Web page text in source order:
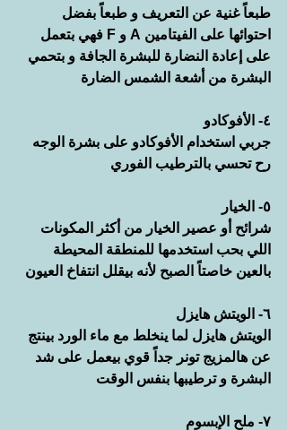
طبعاً غنية عن التعريف و طبعاً بفضل
احتوائها على الفيتامين A و F فهي بتعمل
على إعادة النضارة للبشرة الجافة و بتحمي
البشرة من أشعة الشمس الضارة
٤- الأفوكادو
جربي استخدام الأفوكادو على بشرة الوجه
رح تحسي بالترطيب الفوري
٥- الخيار
شرائح أو عصير الخيار من أكثر المكونات
اللي بحب استخدمها للمنطقة المحيطة
بالعين خاصتاً الصبح لأنه بيقلل انتفاخ العيون
٦- الويتش هايزل
الويتش هايزل لما ينخلط مع ماء الورد بينتج
عن هالمزيج تونر جداً قوي بيعمل على شد
البشرة و ترطيبها بنفس الوقت
٧- ملح الإبسوم